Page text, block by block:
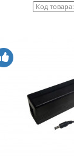
Код товара: